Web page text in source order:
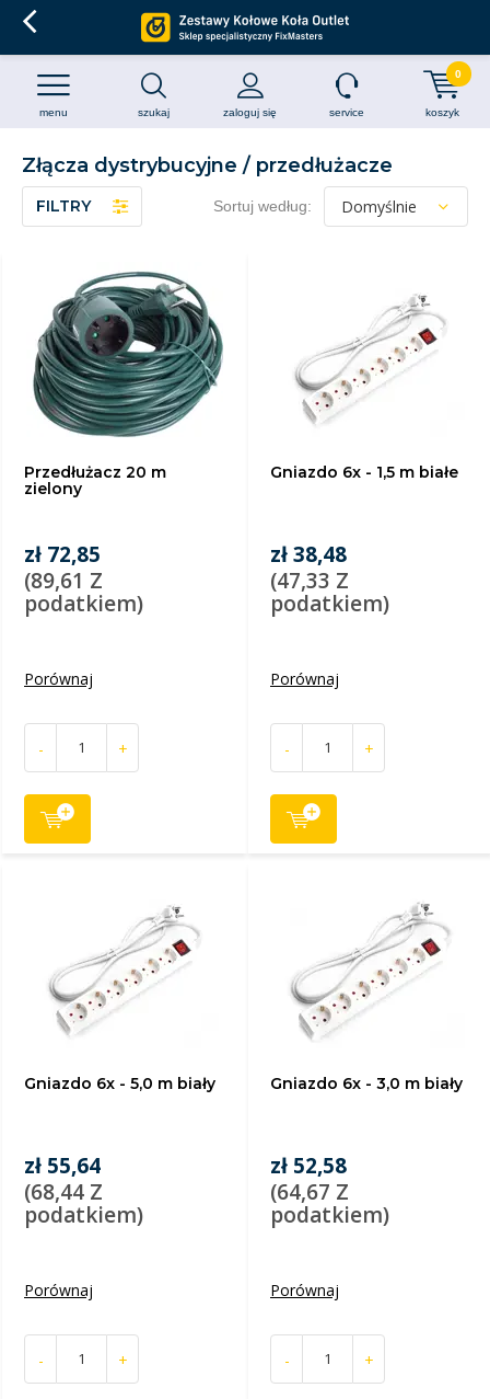
szukaj zaloguj się
menu service koszyk
0
Złącza dystrybucyjne / przedłużacze
FILTRY Sortuj według:
Przedłużacz 20 m
zielony
zł 72,85
(89,61 Z
podatkiem)
Porównaj
- +
Gniazdo 6x - 1,5 m białe
zł 38,48
(47,33 Z
podatkiem)
Porównaj
- +
Gniazdo 6x - 5,0 m biały
zł 55,64
(68,44 Z
podatkiem)
Porównaj
- +
Gniazdo 6x - 3,0 m biały
zł 52,58
(64,67 Z
podatkiem)
Porównaj
- +